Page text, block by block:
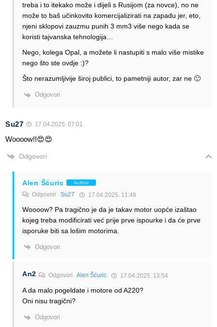
treba i to itekako može i dijeli s Rusijom (za novce), no ne
može to baš učinkovito komercijalizirati na zapadu jer, eto,
njeni sklopovi zauzmu punih 3 mm3 više nego kada se
koristi tajvanska tehnologija…
Nego, kolega Opal, a možete li nastupiti s malo više mistike
nego što ste ovdje :)?
Što nerazumljivije široj publici, to pametniji autor, zar ne 🙂
Odgovori
Su27 17.04.2025. 07:01
Woooow!!😍😍
Odgovori
Alen Šćuric Author
Odgovori Su27 17.04.2025. 11:48
Woooow? Pa tragično je da je takav motor uopće izaštao
kojeg treba modificirati već prije prve ispourke i da će prve
isporuke biti sa lošim motorima.
Odgovori
An2 OdgovoriAlen Šćuric 17.04.2025. 13:54
A da malo pogeldate i motore od A220?
Oni nisu tragični?
Odgovori